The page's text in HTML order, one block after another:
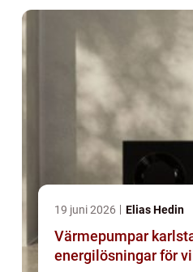
19 juni 2026 Elias Hedin
Värmepumpar
energilösningar för